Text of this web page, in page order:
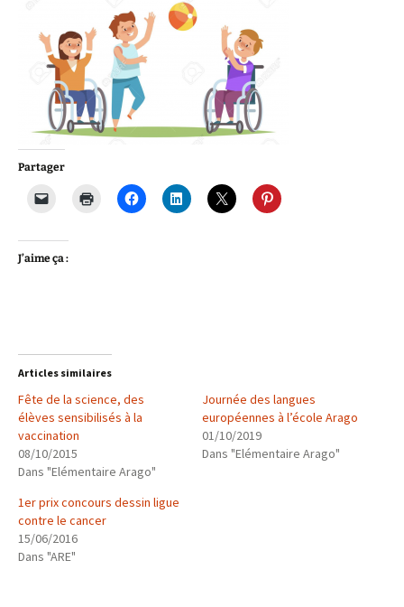
Partager
J’aime ça :
Articles similaires
Fête de la science, des
élèves sensibilisés à la
vaccination
08/10/2015
Dans "Elémentaire Arago"
Journée des langues
européennes à l’école Arago
01/10/2019
Dans "Elémentaire Arago"
1er prix concours dessin ligue
contre le cancer
15/06/2016
Dans "ARE"